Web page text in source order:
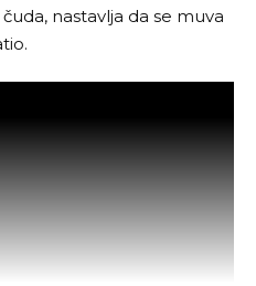
nastavlja da se muva